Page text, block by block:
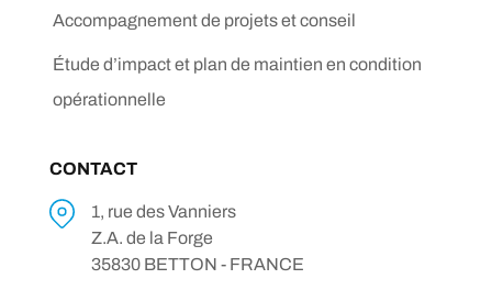
Accompagnement de projets et conseil
Étude d’impact et plan de maintien en condition
opérationnelle
CONTACT
1, rue des Vanniers
Z.A. de la Forge
35830 BETTON - FRANCE